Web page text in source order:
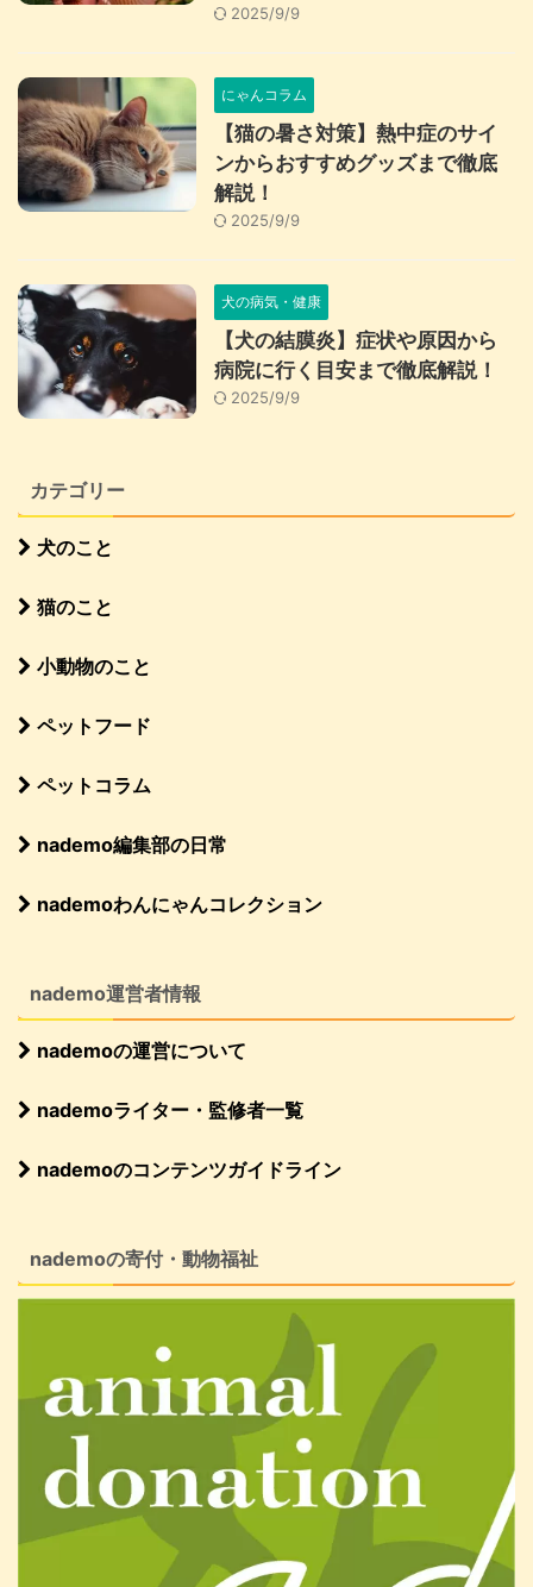
2025/9/9
にゃんコラム
【猫の暑さ対策】熱中症のサイ
ンからおすすめグッズまで徹底
解説！
2025/9/9
犬の病気・健康
【犬の結膜炎】症状や原因から
病院に行く目安まで徹底解説！
2025/9/9
カテゴリー
犬のこと
猫のこと
小動物のこと
ペットフード
ペットコラム
nademo編集部の日常
nademoわんにゃんコレクション
nademo運営者情報
nademoの運営について
nademoライター・監修者一覧
nademoのコンテンツガイドライン
nademoの寄付・動物福祉